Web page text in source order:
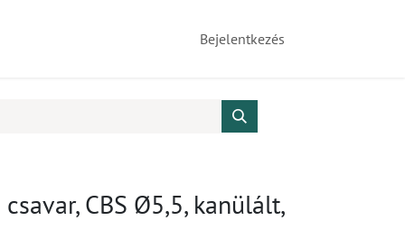
Bejelentkezés
CBS Ø5,5, kanülált,